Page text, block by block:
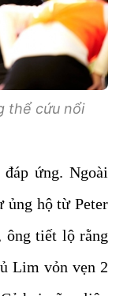
thể cứu nổi
ứng. Ngoài
ủng hộ từ Peter
ông tiết lộ rằng
Lim vỏn vẹn 2